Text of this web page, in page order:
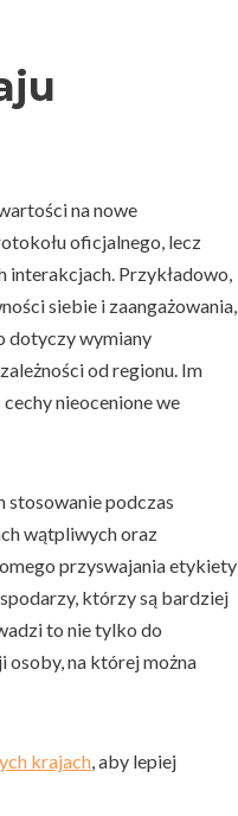
na nowe
oficjalnego, lecz
interakcjach. Przykładowo,
siebie i zaangażowania,
dotyczy wymiany
od regionu. Im
nieocenione we
stosowanie podczas
wątpliwych oraz
przyswajania etykiety
którzy są bardziej
to nie tylko do
osoby, na której można
krajach, aby lepiej